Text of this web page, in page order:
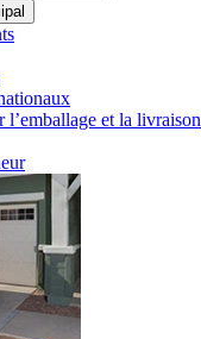
l’emballage et la livraison